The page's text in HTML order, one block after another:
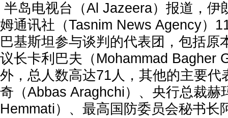
半岛电视台（Al Jazeera）报道，伊
姆通讯社（Tasnim News Agency）
巴基斯坦参与谈判的代表团，包括原
议长卡利巴夫（Mohammad Bagher
外，总人数高达71人，其他的主要代
奇（Abbas Araghchi）、央行总裁赫
Hemmati）、最高国防委员会秘书长